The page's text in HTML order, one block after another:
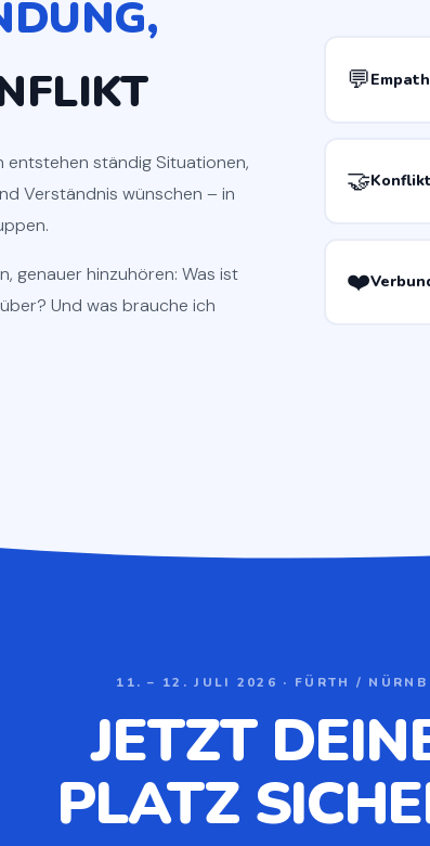
entstehen ständig Situationen,
Verständnis wünschen – in
genauer hinzuhören: Was ist
Und was brauche ich
💬
🤝
❤️
11. – 12. JULI 2026 · FÜRTH /
JETZT
PLATZ